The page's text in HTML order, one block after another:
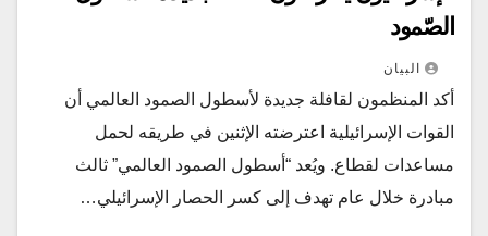
الصّمود
البيان
أكد المنظمون لقافلة جديدة لأسطول الصمود العالمي أن
القوات الإسرائيلية اعترضته الإثنين في طريقه لحمل
مساعدات لقطاع. ويُعد “أسطول الصمود العالمي” ثالث
مبادرة خلال عام تهدف إلى كسر الحصار الإسرائيلي…